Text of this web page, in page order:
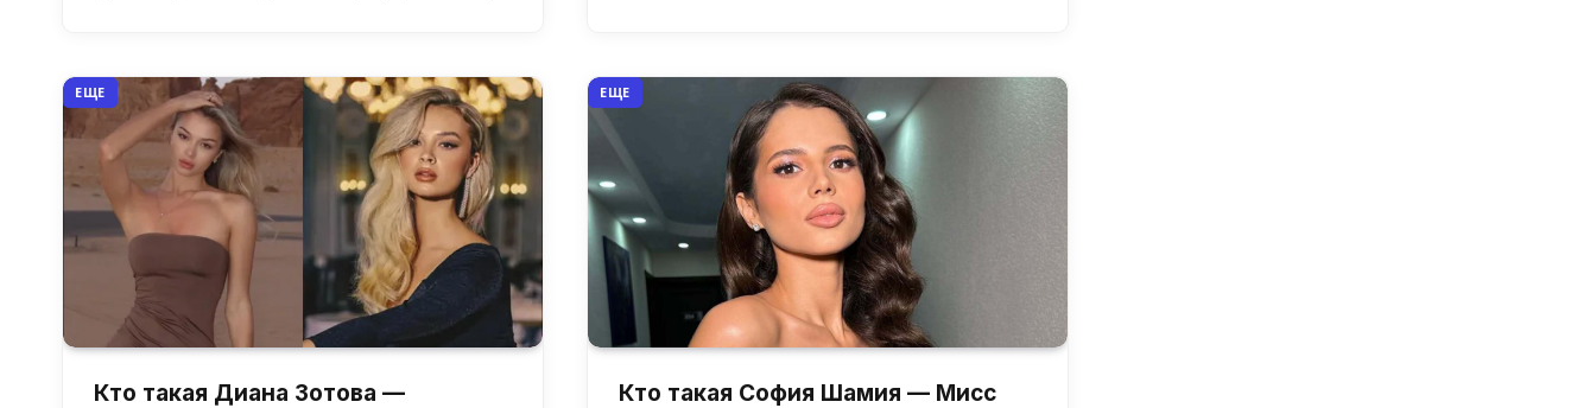
ЕЩЕ
Кто такая Диана Зотова —
ЕЩЕ
Кто такая София Шамия — Мисс